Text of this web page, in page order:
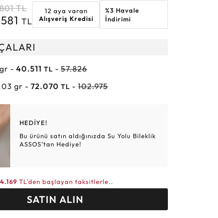
Elmas Bilezikler
Altın Tesbihler
Altın Hasır Setler
Violet Burç
TL
TL
12 aya varan
Alışveriş Kredisi
%3 Havale
İndirimi
gr -40.511TL -57.826
gr -72.070TL -102.975
HEDİYE!
Bu ürünü satın aldığınızda Su Yolu Bileklik
ASSOS’tan Hediye!
TL'den başlayan taksitlerle..
SATIN ALIN